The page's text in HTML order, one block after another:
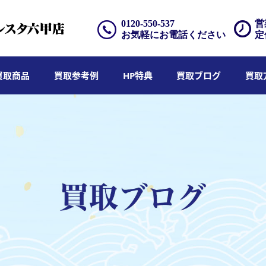
営
0120-550-537
お気軽にお電話ください
取商品 買取参考例 HP特典 買取ブログ 買取